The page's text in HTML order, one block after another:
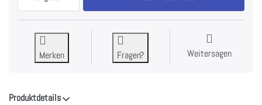
Merken Fragen? Weitersagen
Produktdetails